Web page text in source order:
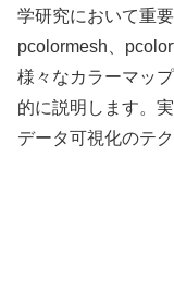
学研究において重
pcolormesh、
様々なカラーマッ
的に説明します。
データ可視化のテ